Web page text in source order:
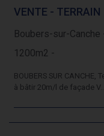
VENTE - TERRAIN
Boubers-sur-
1200m2 -
BOUBERS SUR
à bâtir 20m/l de façade V...